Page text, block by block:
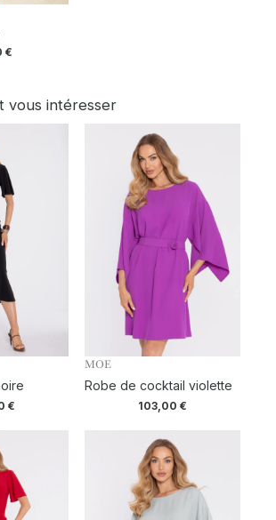
€
vous intéresser
€
MOE
Robe de cocktail violette
103,00 €